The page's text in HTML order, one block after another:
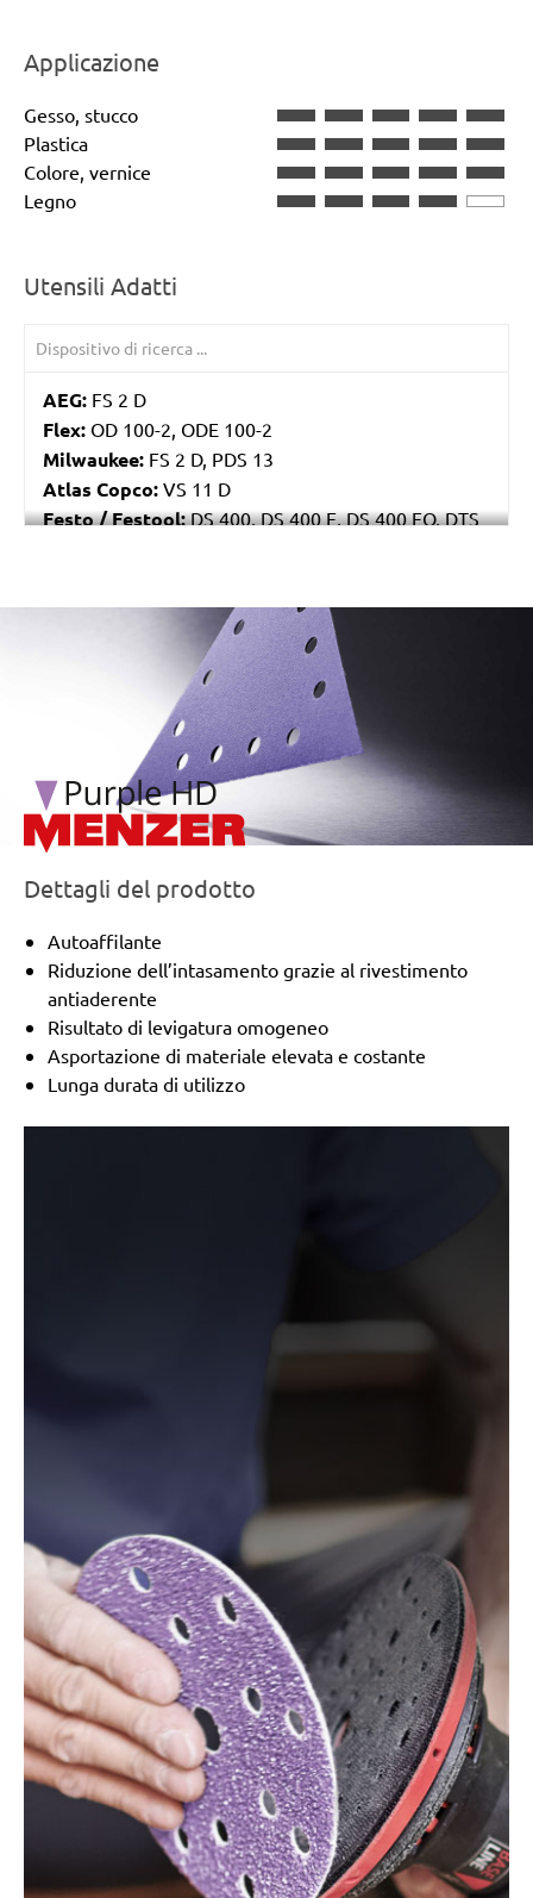
Applicazione
Gesso, stucco
Plastica
Colore, vernice
Legno
Utensili Adatti
AEG: FS 2 D
Flex: OD 100-2, ODE 100-2
Milwaukee: FS 2 D, PDS 13
Atlas Copco: VS 11 D
Festo / Festool:DS 400, DS 400 E, DS 400 EQ, DTS
/marketing/parallax/menzer/parallax_logos/
Dettagli del prodotto
Autoaffilante
Riduzione dell’intasamento grazie al rivestimento
antiaderente
Risultato di levigatura omogeneo
Asportazione di materiale elevata e costante
Lunga durata di utilizzo